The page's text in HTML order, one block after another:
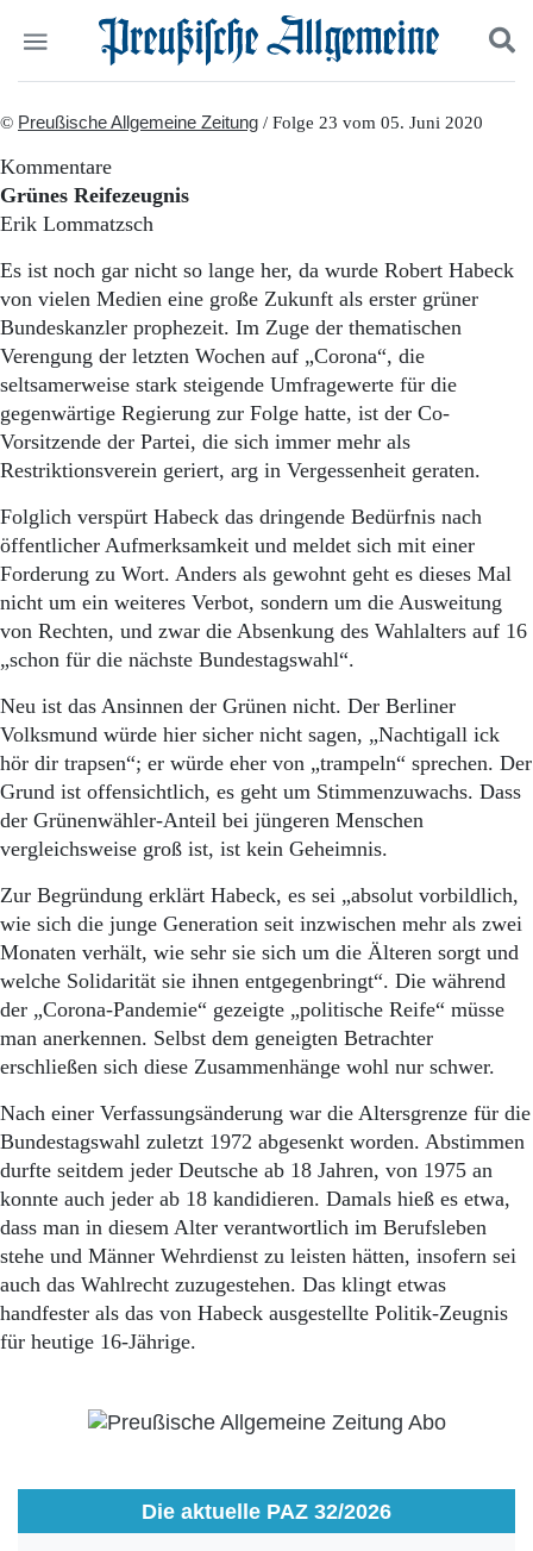
Start
Wer wir sind
Aktuelle Ausgabe
Abonnenten-Login
Abonnent werden
Abo Prämien
Archiv
Mediadaten
Politik
Geschichte
Ostpreußen
Pommern
Berlin-Brandenburg
Schlesien
Danzig und Westpreußen
Bücher
Kontakt
Impressum
Datenschutz
Suchen und finden
© Preußische Allgemeine Zeitung / Folge 23 vom 05. Juni 2020
Kommentare
Grünes Reifezeugnis
Erik Lommatzsch
Es ist noch gar nicht so lange her, da wurde Robert Habeck
von vielen Medien eine große Zukunft als erster grüner
Bundeskanzler prophezeit. Im Zuge der thematischen
Verengung der letzten Wochen auf „Corona“, die
seltsamerweise stark steigende Umfragewerte für die
gegenwärtige Regierung zur Folge hatte, ist der Co-
Vorsitzende der Partei, die sich immer mehr als
Restriktionsverein geriert, arg in Vergessenheit geraten.
Folglich verspürt Habeck das dringende Bedürfnis nach
öffentlicher Aufmerksamkeit und meldet sich mit einer
Forderung zu Wort. Anders als gewohnt geht es dieses Mal
nicht um ein weiteres Verbot, sondern um die Ausweitung
von Rechten, und zwar die Absenkung des Wahlalters auf 16
„schon für die nächste Bundestagswahl“.
Neu ist das Ansinnen der Grünen nicht. Der Berliner
Volksmund würde hier sicher nicht sagen, „Nachtigall ick
hör dir trapsen“; er würde eher von „trampeln“ sprechen. Der
Grund ist offensichtlich, es geht um Stimmenzuwachs. Dass
der Grünenwähler-Anteil bei jüngeren Menschen
vergleichsweise groß ist, ist kein Geheimnis.
Zur Begründung erklärt Habeck, es sei „absolut vorbildlich,
wie sich die junge Generation seit inzwischen mehr als zwei
Monaten verhält, wie sehr sie sich um die Älteren sorgt und
welche Solidarität sie ihnen entgegenbringt“. Die während
der „Corona-Pandemie“ gezeigte „politische Reife“ müsse
man anerkennen. Selbst dem geneigten Betrachter
erschließen sich diese Zusammenhänge wohl nur schwer.
Nach einer Verfassungsänderung war die Altersgrenze für die
Bundestagswahl zuletzt 1972 abgesenkt worden. Abstimmen
durfte seitdem jeder Deutsche ab 18 Jahren, von 1975 an
konnte auch jeder ab 18 kandidieren. Damals hieß es etwa,
dass man in diesem Alter verantwortlich im Berufsleben
stehe und Männer Wehrdienst zu leisten hätten, insofern sei
auch das Wahlrecht zuzugestehen. Das klingt etwas
handfester als das von Habeck ausgestellte Politik-Zeugnis
für heutige 16-Jährige.
Die aktuelle PAZ 32/2026